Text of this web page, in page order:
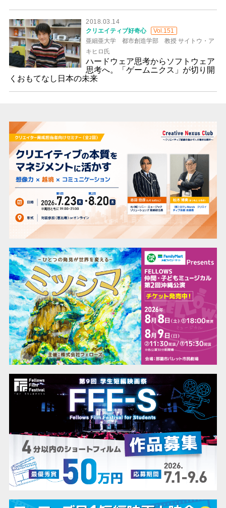
2018.03.14
クリエイティブ好奇心
Vol.151
亜細亜大学 都市創造学部 教授 サイトウ・ア
キヒロ氏
ハードウェア思考からソフトウェア
思考へ。「ゲームニクス」が切り開
くおもてなし日本の未来